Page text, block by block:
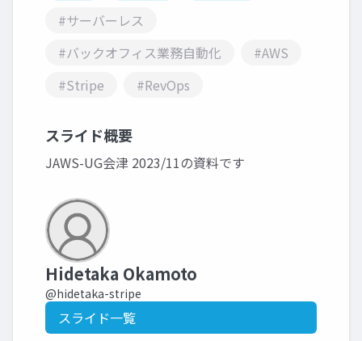
#サーバーレス
#バックオフィス業務自動化
#AWS
#Stripe
#RevOps
スライド概要
JAWS-UG会津 2023/11の資料です
Hidetaka Okamoto
@hidetaka-stripe
スライド一覧